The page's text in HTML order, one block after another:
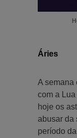
Áries
A semana
com a
hoje os
abusar da
período